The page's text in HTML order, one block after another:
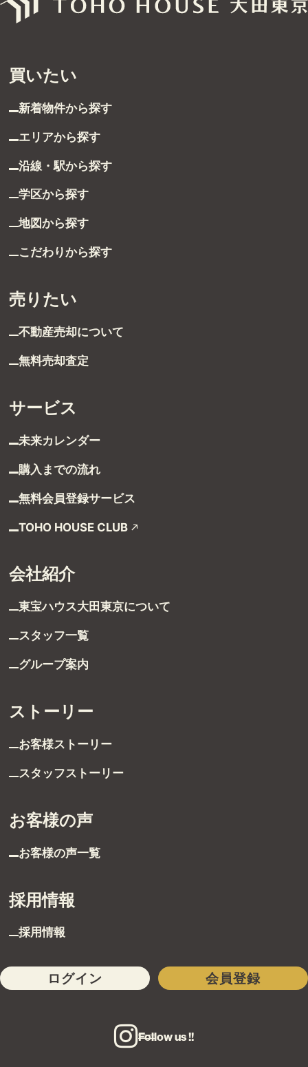
買いたい
新着物件から探す
エリアから探す
沿線・駅から探す
学区から探す
地図から探す
こだわりから探す
売りたい
不動産売却について
無料売却査定
サービス
未来カレンダー
購入までの流れ
無料会員登録サービス
TOHO HOUSE CLUB
会社紹介
東宝ハウス大田東京について
スタッフ一覧
グループ案内
ストーリー
お客様ストーリー
スタッフストーリー
お客様の声
お客様の声一覧
採用情報
採用情報
ログイン 会員登録
Follow us !!
グループ案内
ストーリー
お客様の声
採用情報
受付時間 9:00～21:00
TEL：03-6629-4880
FAX：03-5711-8828
〒144-0035